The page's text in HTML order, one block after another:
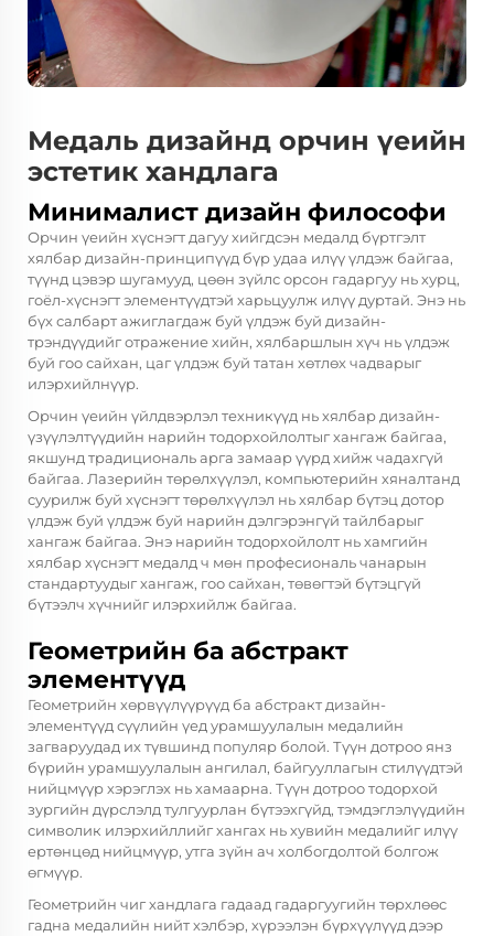
Медаль дизайнд орчин үеийн
эстетик хандлага
Минималист дизайн философи
Орчин үеийн хүснэгт дагуу хийгдсэн медалд бүртгэлт
хялбар дизайн-принципүүд бүр удаа илүү үлдэж байгаа,
түүнд цэвэр шугамууд, цөөн зүйлс орсон гадаргуу нь хурц,
гоёл-хүснэгт элементүүдтэй харьцуулж илүү дуртай. Энэ нь
бүх салбарт ажиглагдаж буй үлдэж буй дизайн-
трэндүүдийг отражение хийн, хялбаршлын хүч нь үлдэж
буй гоо сайхан, цаг үлдэж буй татан хөтлөх чадварыг
илэрхийлнүүр.
Орчин үеийн үйлдвэрлэл техникүүд нь хялбар дизайн-
үзүүлэлтүүдийн нарийн тодорхойлолтыг хангаж байгаа,
якшунд традициональ арга замаар үүрд хийж чадахгүй
байгаа. Лазерийн төрөлхүүлэл, компьютерийн хяналтанд
суурилж буй хүснэгт төрөлхүүлэл нь хялбар бүтэц дотор
үлдэж буй үлдэж буй нарийн дэлгэрэнгүй тайлбарыг
хангаж байгаа. Энэ нарийн тодорхойлолт нь хамгийн
хялбар хүснэгт медалд ч мөн професиональ чанарын
стандартуудыг хангаж, гоо сайхан, төвөгтэй бүтэцгүй
бүтээлч хүчнийг илэрхийлж байгаа.
Геометрийн ба абстракт
элементүүд
Геометрийн хөрвүүлүүрүүд ба абстракт дизайн-
элементүүд сүүлийн үед урамшуулалын медалийн
загваруудад их түвшинд популяр болой. Түүн дотроо янз
бүрийн урамшуулалын ангилал, байгууллагын стилүүдтэй
нийцмүүр хэрэглэх нь хамаарна. Түүн дотроо тодорхой
зургийн дүрслэлд тулгуурлан бүтээхгүйд, тэмдэглэлүүдийн
символик илэрхийллийг хангах нь хувийн медалийг илүү
ертөнцөд нийцмүүр, утга зүйн ач холбогдолтой болгож
өгмүүр.
Геометрийн чиг хандлага гадаад гадаргуугийн төрхлөөс
гадна медалийн нийт хэлбэр, хүрээлэн бүрхүүлүүд дээр